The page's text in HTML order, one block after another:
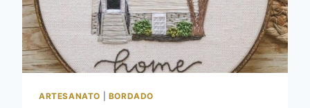
ARTESANATO BORDADO